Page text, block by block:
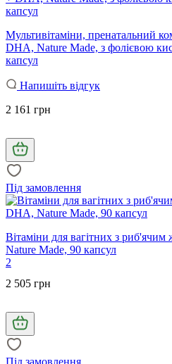
Мультивітаміни, пренатальний
DHA, Nature Made, з фолієвою
капсул
Напишіть відгук
2 161 грн
Під замовлення
Вітаміни для вагітних з
Nature Made, 90 капсул
2
2 505 грн
Під замовлення